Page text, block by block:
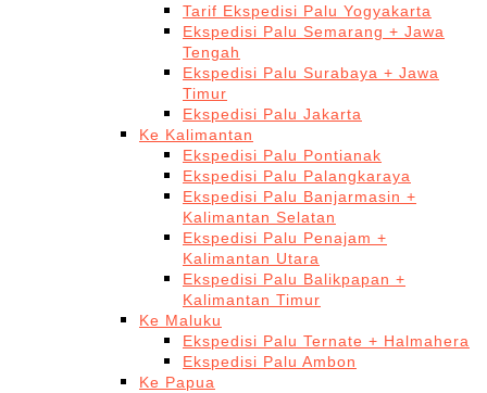
Tarif Ekspedisi Palu Yogyakarta
Ekspedisi Palu Semarang + Jawa
Tengah
Ekspedisi Palu Surabaya + Jawa
Timur
Ekspedisi Palu Jakarta
Ke Kalimantan
Ekspedisi Palu Pontianak
Ekspedisi Palu Palangkaraya
Ekspedisi Palu Banjarmasin +
Kalimantan Selatan
Ekspedisi Palu Penajam +
Kalimantan Utara
Ekspedisi Palu Balikpapan +
Kalimantan Timur
Ke Maluku
Ekspedisi Palu Ternate + Halmahera
Ekspedisi Palu Ambon
Ke Papua